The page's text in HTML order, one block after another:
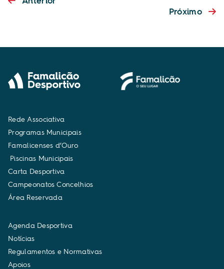
Próximo
Rede Associativa
Programas Municipais
Famalicenses d’Ouro
Piscinas Municipais
Carta Desportiva
Campeonatos Concelhios
Área Reservada
Agenda Desportiva
Notícias
Regulamentos e Normativas
Apoios